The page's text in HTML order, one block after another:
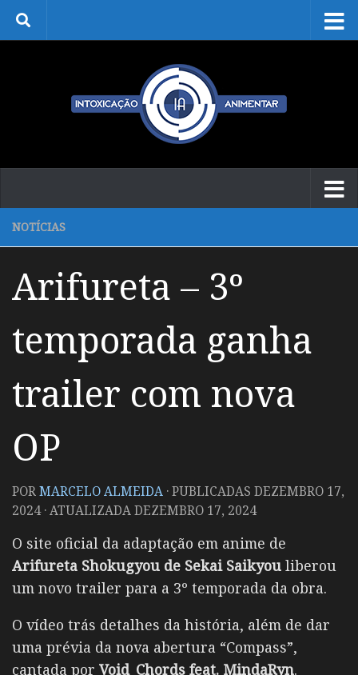
Skip to content
NOTÍCIAS
Arifureta – 3º
temporada ganha
trailer com nova
OP
PORMARCELO ALMEIDA · PUBLICADAS DEZEMBRO 17,
2024· ATUALIZADADEZEMBRO 17, 2024
O site oficial da adaptação em anime de
Arifureta Shokugyou de Sekai Saikyou liberou
um novo trailer para a 3º temporada da obra.
O vídeo trás detalhes da história, além de dar
uma prévia da nova abertura “Compass”,
cantada por Void_Chords feat. MindaRyn.